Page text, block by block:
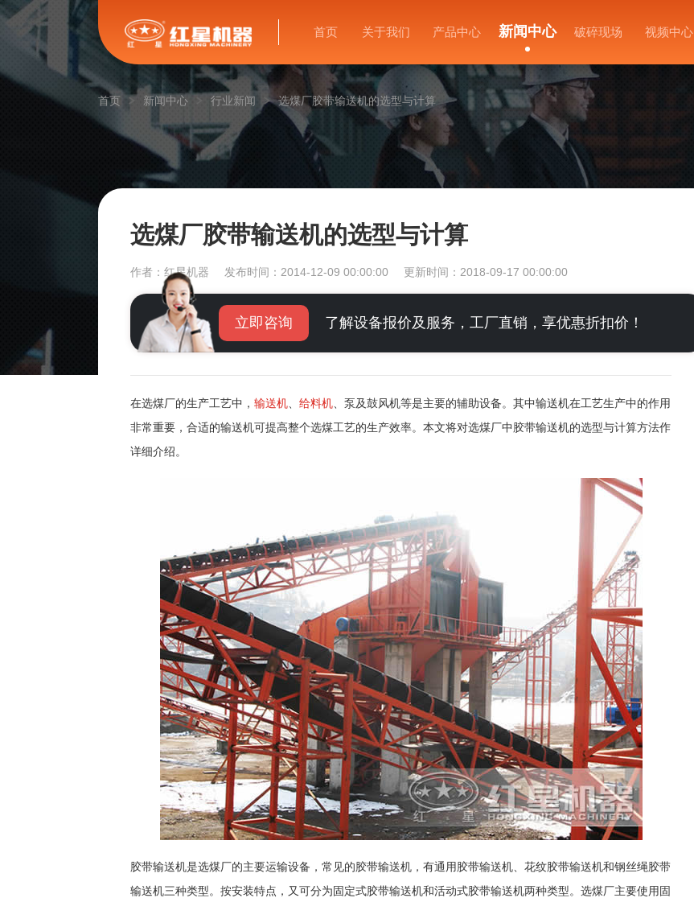
首页 关于我们 产品中心 新闻中心 破碎现场 视频中心
首页 新闻中心 行业新闻 选煤厂胶带输送机的选型与计算
选煤厂胶带输送机的选型与计算
作者：红星机器 发布时间：2014-12-09 00:00:00 更新时间：2018-09-17 00:00:00
立即咨询 了解设备报价及服务，工厂直销，享优惠折扣价！
在选煤厂的生产工艺中， 输送机 给料机 、泵及鼓风机等是主要的辅助设备。其中输送机在工艺生产中的作用
非常重要，合适的输送机可提高整个选煤工艺的生产效率。本文将对选煤厂中胶带输送机的选型与计算方法作
详细介绍。
胶带输送机是选煤厂的主要运输设备，常见的胶带输送机，有通用胶带输送机、花纹胶带输送机和钢丝绳胶带
输送机三种类型。按安装特点，又可分为固定式胶带输送机和活动式胶带输送机两种类型。选煤厂主要使用固